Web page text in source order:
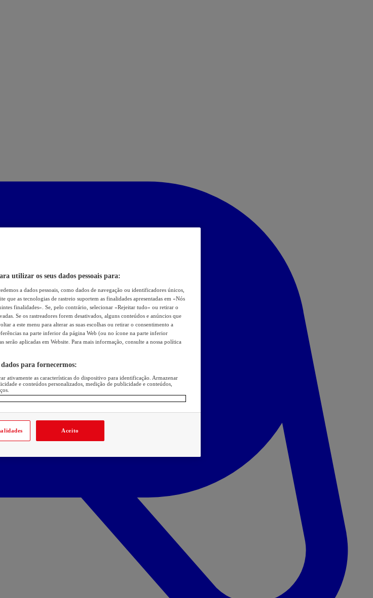
utilizar os seus dados pessoais para:
a dados pessoais, como dados de navegação ou identificadores únicos,
que as tecnologias de rastreio suportem as finalidades apresentadas em «Nós
finalidades». Se, pelo contrário, selecionar «Rejeitar tudo» ou retirar o
Se os rastreadores forem desativados, alguns conteúdos e anúncios que
a este menu para alterar as suas escolhas ou retirar o consentimento a
na parte inferior da página Web (ou no ícone na parte inferior
serão aplicadas em Website. Para mais informação, consulte a nossa política
dados para fornecermos:
ativamente as características do dispositivo para identificação. Armazenar
e conteúdos personalizados, medição de publicidade e conteúdos,
Aceito